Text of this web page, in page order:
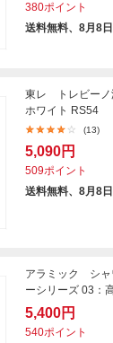
380ポイント
送料無料、8月8日
東レ トレビーノ
ホワイト RS54
(13)
5,090円
509ポイント
送料無料、8月8日
アラミック シャ
ーシリーズ 03：
5,400円
540ポイント